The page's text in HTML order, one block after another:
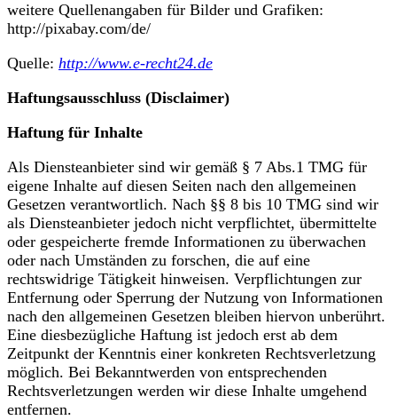
weitere Quellenangaben für Bilder und Grafiken:
http://pixabay.com/de/
Quelle: http://www.e-recht24.de
Haftungsausschluss (Disclaimer)
Haftung für Inhalte
Als Diensteanbieter sind wir gemäß § 7 Abs.1 TMG für
eigene Inhalte auf diesen Seiten nach den allgemeinen
Gesetzen verantwortlich. Nach §§ 8 bis 10 TMG sind wir
als Diensteanbieter jedoch nicht verpflichtet, übermittelte
oder gespeicherte fremde Informationen zu überwachen
oder nach Umständen zu forschen, die auf eine
rechtswidrige Tätigkeit hinweisen. Verpflichtungen zur
Entfernung oder Sperrung der Nutzung von Informationen
nach den allgemeinen Gesetzen bleiben hiervon unberührt.
Eine diesbezügliche Haftung ist jedoch erst ab dem
Zeitpunkt der Kenntnis einer konkreten Rechtsverletzung
möglich. Bei Bekanntwerden von entsprechenden
Rechtsverletzungen werden wir diese Inhalte umgehend
entfernen.